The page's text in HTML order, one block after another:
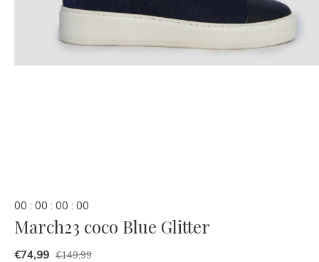
00 : 00 : 00 : 00
March23 coco Blue Glitter
€74,99 €149,99